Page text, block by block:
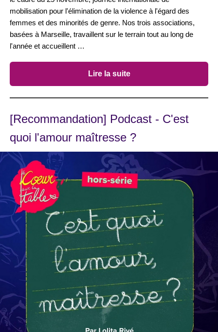
mobilisation pour l'élimination de la violence à l'égard des
femmes et des minorités de genre. Nos trois associations,
basées à Marseille, travaillent sur le terrain tout au long de
l'année et accueillent …
Lire la suite
[Recommandation] Podcast - C'est
quoi l'amour maîtresse ?